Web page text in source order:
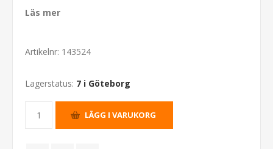
Läs mer
Artikelnr: 143524
Lagerstatus: 7 i Göteborg